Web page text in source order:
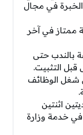
من الخبرة في مجال
ممتاز في آخر
بالندب حتى
قبل التثبيت.
شغل الوظائف
اثنتين
في خدمة وزارة